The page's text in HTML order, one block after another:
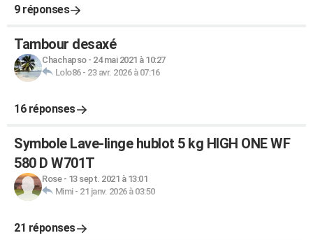
9 réponses
Tambour desaxé
Chachapso- 24 mai 2021 à 10:27
Lolo86- 23 avr. 2026 à 07:16
16 réponses
Symbole Lave-linge hublot 5 kg HIGH ONE WF
580 D W701T
Rose- 13 sept. 2021 à 13:01
Mimi- 21 janv. 2026 à 03:50
21 réponses